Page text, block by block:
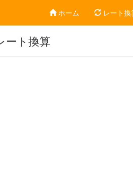
ホーム レート換
ート換算